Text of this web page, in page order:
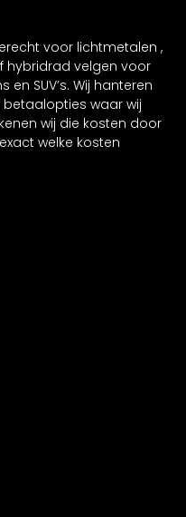
voor lichtmetalen ,
hybridrad velgen voor
SUV’s. Wij hanteren
betaalopties waar wij
wij die kosten door
welke kosten